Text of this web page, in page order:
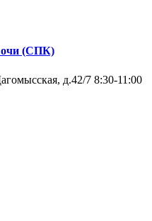
(СПК)
д.42/7 8:30-11:00